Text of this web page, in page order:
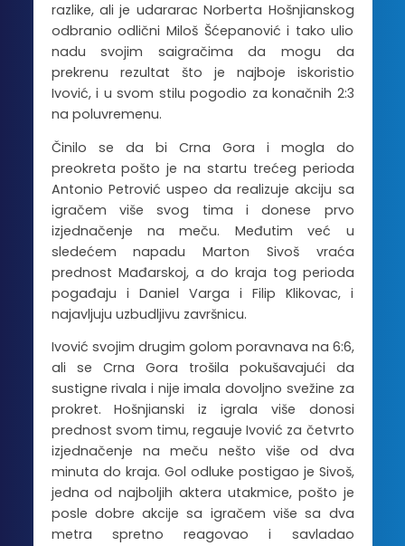
razlike, ali je udararac Norberta Hošnjianskog
odbranio odlični Miloš Šćepanović i tako ulio
nadu svojim saigračima da mogu da
prekrenu rezultat što je najboje iskoristio
Ivović, i u svom stilu pogodio za konačnih 2:3
na poluvremenu.
Činilo se da bi Crna Gora i mogla do
preokreta pošto je na startu trećeg perioda
Antonio Petrović uspeo da realizuje akciju sa
igračem više svog tima i donese prvo
izjednačenje na meču. Međutim već u
sledećem napadu Marton Sivoš vraća
prednost Mađarskoj, a do kraja tog perioda
pogađaju i Daniel Varga i Filip Klikovac, i
najavljuju uzbudljivu završnicu.
Ivović svojim drugim golom poravnava na 6:6,
ali se Crna Gora trošila pokušavajući da
sustigne rivala i nije imala dovoljno svežine za
prokret. Hošnjianski iz igrala više donosi
prednost svom timu, regauje Ivović za četvrto
izjednačenje na meču nešto više od dva
minuta do kraja. Gol odluke postigao je Sivoš,
jedna od najboljih aktera utakmice, pošto je
posle dobre akcije sa igračem više sa dva
metra spretno reagovao i savladao